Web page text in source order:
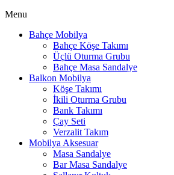
Menu
Bahçe Mobilya
Bahçe Köşe Takımı
Üçlü Oturma Grubu
Bahçe Masa Sandalye
Balkon Mobilya
Köşe Takımı
İkili Oturma Grubu
Bank Takımı
Çay Seti
Verzalit Takım
Mobilya Aksesuar
Masa Sandalye
Bar Masa Sandalye